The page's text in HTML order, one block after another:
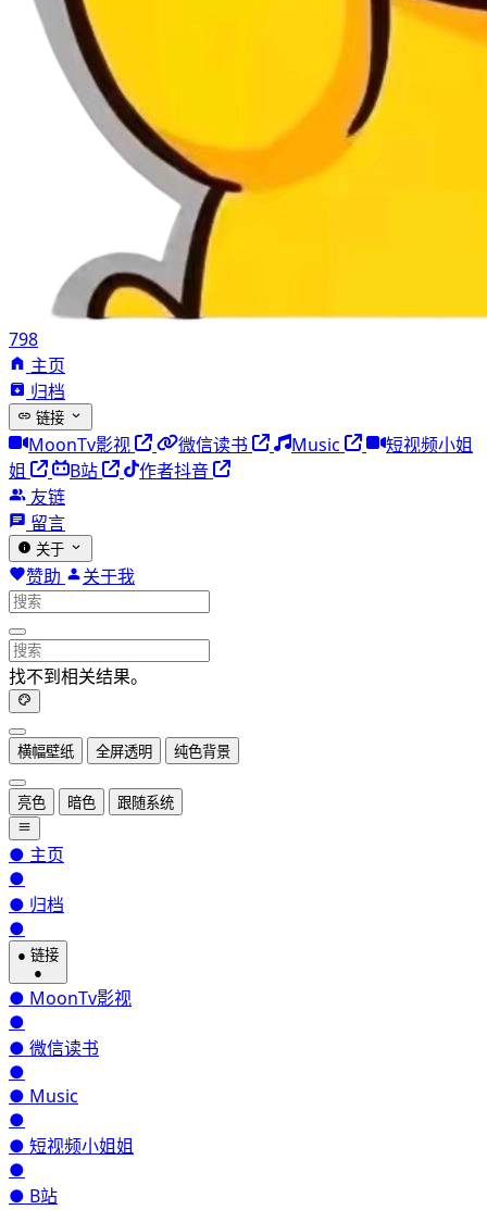
798
主页
归档
链接
MoonTv影视 微信读书 Music
短视频小姐
姐
B站
作者抖音
友链
留言
关于
赞助 关于我
找不到相关结果。
横幅壁纸 全屏透明 纯色背景
亮色 暗色 跟随系统
● 主页
●
● 归档
●
● 链接
●
● MoonTv影视
●
● 微信读书
●
● Music
●
● 短视频小姐姐
●
● B站